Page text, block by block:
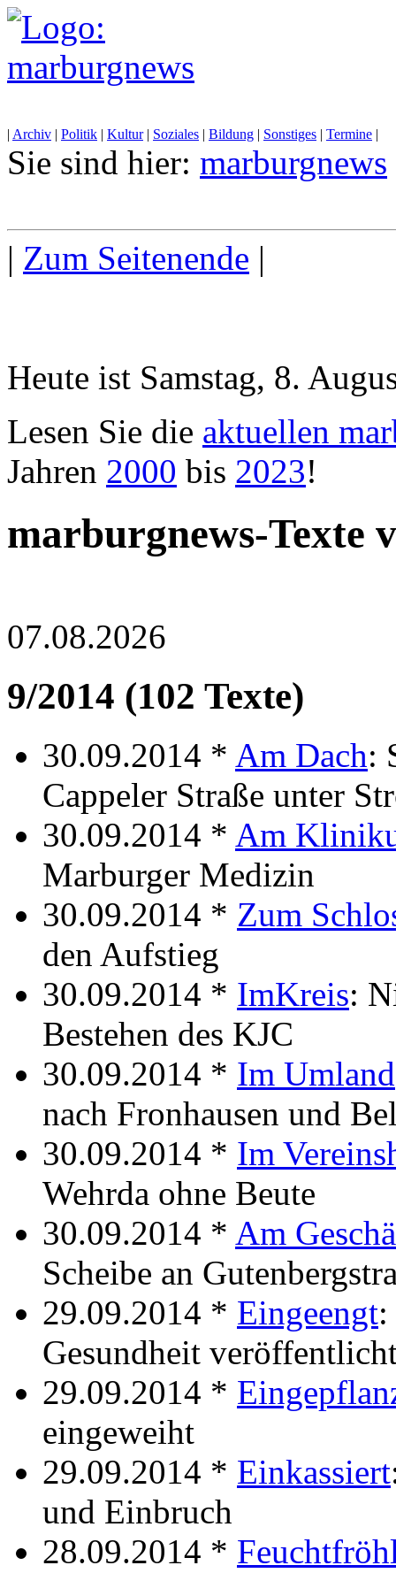
| Archiv | Politik | Kultur| Soziales | Bildung | Sonstiges | Termine |
Sie sind hier: marburgnews
| Zum Seitenende |
Heute ist Samstag, 8.
Lesen Sie die aktuellen
Jahren 2000 bis 2023!
marburgnews-Texte
07.08.2026
9/2014 (102 Texte)
30.09.2014 * Am Dach:
Cappeler Straße unter
30.09.2014 * Am
Marburger Medizin
30.09.2014 * Zum
den Aufstieg
30.09.2014 * ImKreis:
Bestehen des KJC
30.09.2014 * Im Umland
nach Fronhausen und
30.09.2014 * Im
Wehrda ohne Beute
30.09.2014 * Am
Scheibe an
29.09.2014 * Eingeengt
Gesundheit
29.09.2014 *
eingeweiht
29.09.2014 * Einkassiert
und Einbruch
28.09.2014 *